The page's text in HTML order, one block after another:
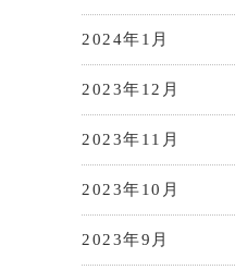
2024年1月
2023年12月
2023年11月
2023年10月
2023年9月